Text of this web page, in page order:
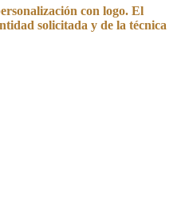
con logo. El
solicitada y de la técnica